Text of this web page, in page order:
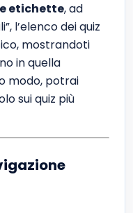
etichette, ad
l’elenco dei quiz
mostrandoti
in quella
modo, potrai
sui quiz più